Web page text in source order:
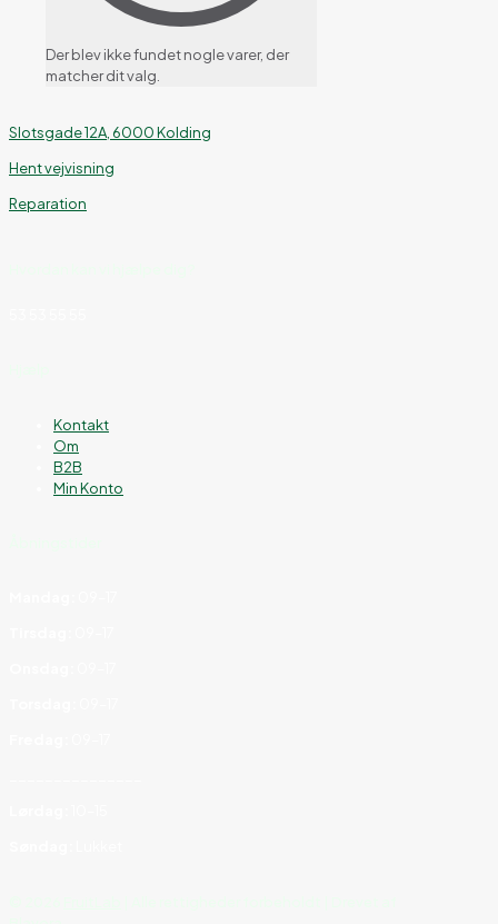
Der blev ikke fundet nogle varer, der
matcher dit valg.
Slotsgade 12A, 6000 Kolding
Hent vejvisning
Reparation
Kontakt
Om
B2B
Min Konto